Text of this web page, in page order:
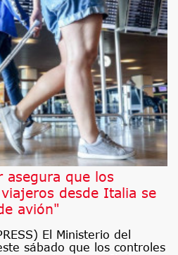
asegura que los
desde Italia se
avión"
El Ministerio del
sábado que los controles